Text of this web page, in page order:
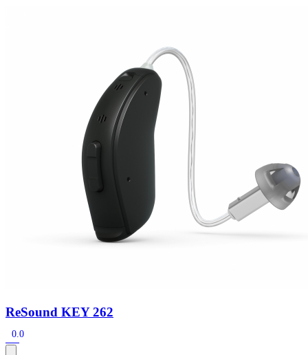
Oticon hoorapparaten
Signia SilkFiltersDomes
Oticon Intent 1 - Oplaadbaar
De Oticon Intent is het nieuwste hoorapparaat van dit moment.
ReSound KEY 262
0.0